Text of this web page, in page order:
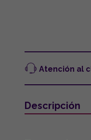
Atención al
Descripción